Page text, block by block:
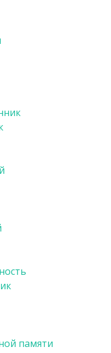
памяти